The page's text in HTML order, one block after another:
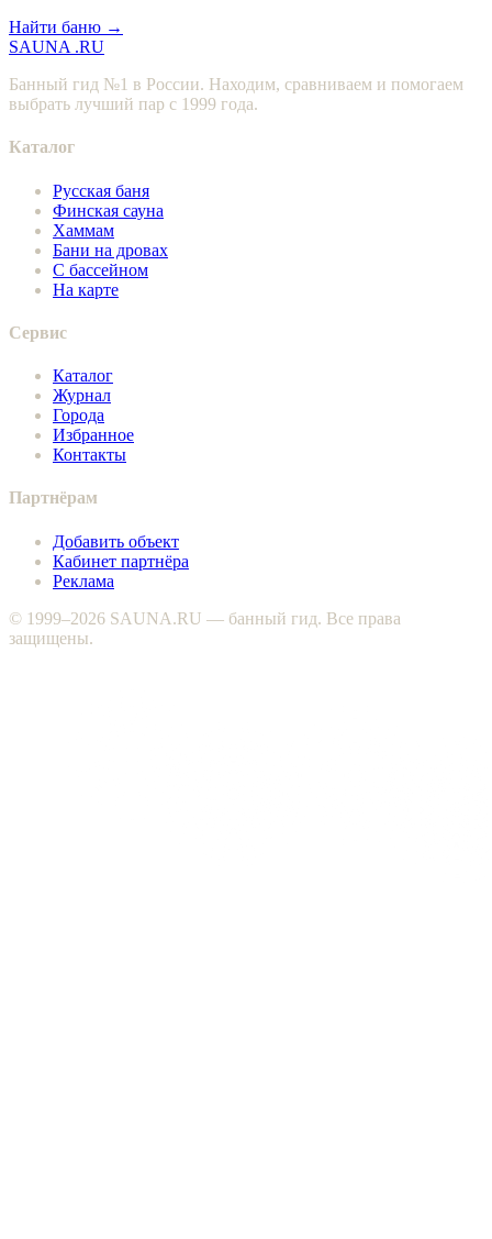
Найти баню →
SAUNA .RU
Банный гид №1 в России. Находим, сравниваем и помогаем
выбрать лучший пар с 1999 года.
Каталог
Русская баня
Финская сауна
Хаммам
Бани на дровах
С бассейном
На карте
Сервис
Каталог
Журнал
Города
Избранное
Контакты
Партнёрам
Добавить объект
Кабинет партнёра
Реклама
© 1999–2026 SAUNA.RU — банный гид. Все права
защищены.